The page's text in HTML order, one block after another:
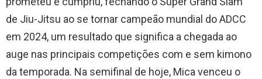
de Jiu-Jitsu ao se tornar campeão mundial do ADCC
em 2024, um resultado que significa a chegada ao
auge nas principais competições com e sem kimono
da temporada. Na semifinal de hoje, Mica venceu o